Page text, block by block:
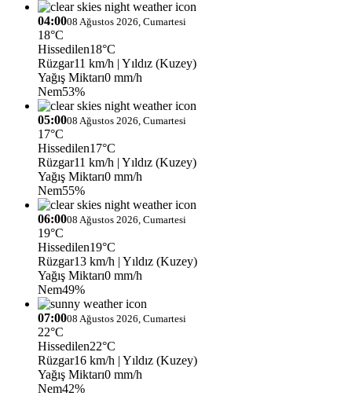
04:0008 Ağustos 2026, Cumartesi
18°C
Hissedilen18°C
Rüzgar11 km/h | Yıldız (Kuzey)
Yağış Miktarı0 mm/h
Nem53%
05:0008 Ağustos 2026, Cumartesi
17°C
Hissedilen17°C
Rüzgar11 km/h | Yıldız (Kuzey)
Yağış Miktarı0 mm/h
Nem55%
06:0008 Ağustos 2026, Cumartesi
19°C
Hissedilen19°C
Rüzgar13 km/h | Yıldız (Kuzey)
Yağış Miktarı0 mm/h
Nem49%
07:0008 Ağustos 2026, Cumartesi
22°C
Hissedilen22°C
Rüzgar16 km/h | Yıldız (Kuzey)
Yağış Miktarı0 mm/h
Nem42%